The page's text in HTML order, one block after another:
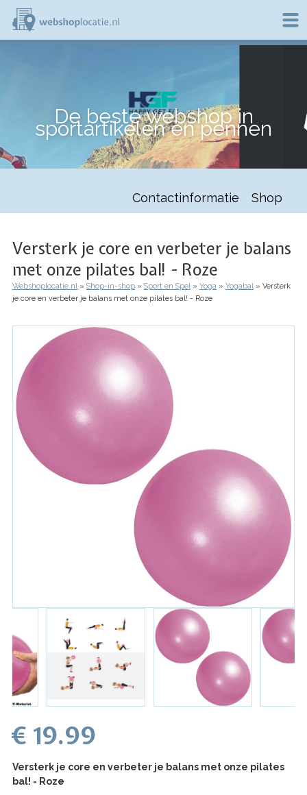
Overslaan
naar
c
l
De beste webshop in
sportartikelen en pennen
Contactinformatie Shop
Versterk je core en verbeter je balans
met onze pilates bal! - Roze
Kruimelpad
Webshoplocatie.nl Shop-in-shop Sport en Spel Yoga Yogabal
Versterk
je core en verbeter je balans met onze pilates bal! - Roze
€ 19.99
Versterk je core en verbeter je balans met onze pilates
bal! - Roze